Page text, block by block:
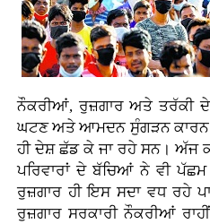
ਨੌਕਰੀਆਂ, ਰੁਜ਼ਗਾਰ ਅਤੇ ਤਰੱਕੀ ਦੇ
ਘਟਣ ਅਤੇ ਆਮਦਨ ਸੁੰਗੜਨ ਕਾਰਨ
ਹੀ ਦੇਸ਼ ਛੱਡ ਕੇ ਜਾ ਰਹੇ ਸਨ। ਅੱਜ
ਪਰਿਵਾਰਾਂ ਦੇ ਬੱਚਿਆਂ ਨੇ ਵੀ
ਰੁਜ਼ਗਾਰ ਹੀ ਇਸ ਸਦਾ ਵਧ ਰਹੇ
ਰੁਜ਼ਗਾਰ ਸਰਕਾਰੀ ਨੌਕਰੀਆਂ